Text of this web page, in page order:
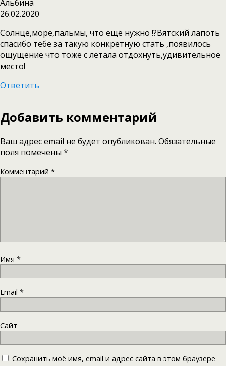
Альбина
26.02.2020
Солнце,море,пальмы, что ещё нужно !?Вятский лапоть
спасибо тебе за такую конкретную стать ,появилось
ощущение что тоже с летала отдохнуть,удивительное
место!
Ответить
Добавить комментарий
Ваш адрес email не будет опубликован. Обязательные
поля помечены *
Комментарий *
Имя *
Email *
Сайт
Сохранить моё имя, email и адрес сайта в этом браузере